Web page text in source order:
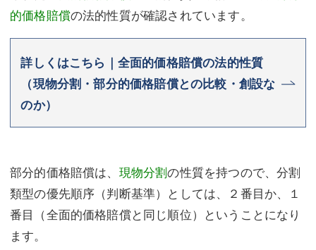
的価格賠償の法的性質が確認されています。
詳しくはこちら｜全面的価格賠償の法的性質
（現物分割・部分的価格賠償との比較・創設な
のか）
部分的価格賠償は、 現物分割の性質を持つので、分割
類型の優先順序（判断基準）としては、２番目か、１
番目（全面的価格賠償と同じ順位）ということになり
ます。